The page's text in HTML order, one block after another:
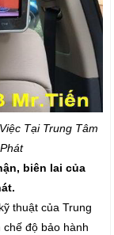
Tại Trung Tâm
biên lai của
thuật của Trung
độ bảo hành